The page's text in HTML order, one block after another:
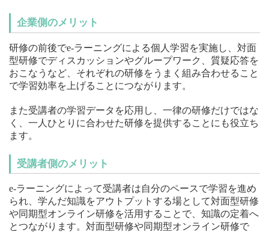
企業側のメリット
研修の前後でe-ラーニングによる個人学習を実施し、対面
型研修でディスカッションやグループワーク、質疑応答を
おこなうなど、それぞれの研修をうまく組み合わせること
で学習効率を上げることにつながります。
また受講者の学習データを応用し、一律の研修だけではな
く、一人ひとりに合わせた研修を提供することにも役立ち
ます。
受講者側のメリット
e-ラーニングによって受講者は自分のペースで学習を進め
られ、学んだ知識をアウトプットする場として対面型研修
や同期型オンライン研修を活用することで、知識の定着へ
とつながります。対面型研修や同期型オンライン研修で